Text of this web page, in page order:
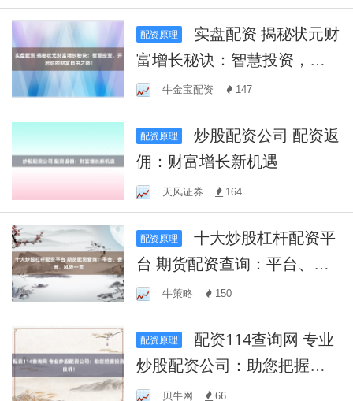
配资原理
富增长秘诀：智慧投资，开
启你的财富自由之路！
牛金宝配资 147
配资原理
炒股配资公司 配资返
佣：财富增长新机遇
天风证券 164
配资原理
十大炒股杠杆配资平
台 期货配资查询：平台、费
用、风险一览
牛策略 150
配资原理
炒股配资公司：助您把握投
资良机！
贝牛网 66